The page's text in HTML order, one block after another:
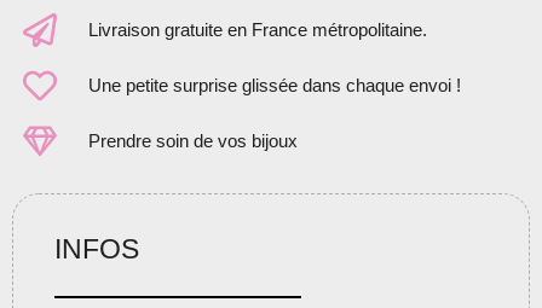
Livraison gratuite en France métropolitaine.
Une petite surprise glissée dans chaque envoi !
Prendre soin de vos bijoux
INFOS